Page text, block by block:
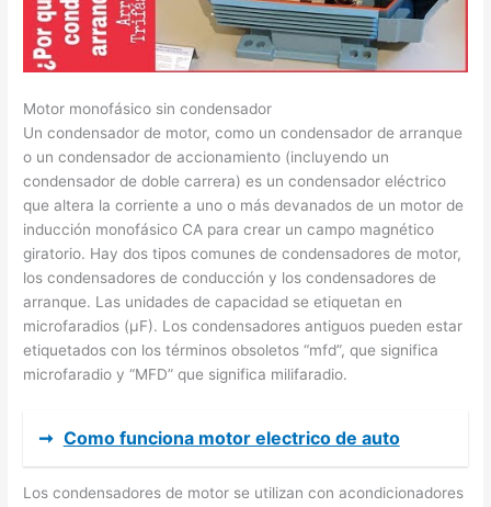
Motor monofásico sin condensador
Un condensador de motor, como un condensador de arranque
o un condensador de accionamiento (incluyendo un
condensador de doble carrera) es un condensador eléctrico
que altera la corriente a uno o más devanados de un motor de
inducción monofásico CA para crear un campo magnético
giratorio. Hay dos tipos comunes de condensadores de motor,
los condensadores de conducción y los condensadores de
arranque. Las unidades de capacidad se etiquetan en
microfaradios (μF). Los condensadores antiguos pueden estar
etiquetados con los términos obsoletos “mfd”, que significa
microfaradio y “MFD” que significa milifaradio.
➞ Como funciona motor electrico de auto
Los condensadores de motor se utilizan con acondicionadores